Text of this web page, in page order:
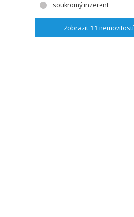
soukromý inzerent
Zobrazit 11 nemovitostí